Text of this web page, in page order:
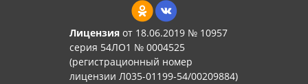
Лицензияот 18.06.2019 № 10957
серия 54ЛО1 № 0004525
(регистрационный номер
лицензии Л035-01199-54/00209884)